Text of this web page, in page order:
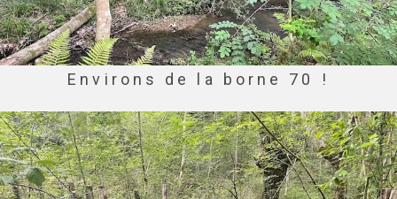
Environs de la borne 70 !